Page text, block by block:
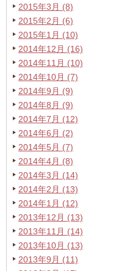
2015年3月 (8)
2015年2月 (6)
2015年1月 (10)
2014年12月 (16)
2014年11月 (10)
2014年10月 (7)
2014年9月 (9)
2014年8月 (9)
2014年7月 (12)
2014年6月 (2)
2014年5月 (7)
2014年4月 (8)
2014年3月 (14)
2014年2月 (13)
2014年1月 (12)
2013年12月 (13)
2013年11月 (14)
2013年10月 (13)
2013年9月 (11)